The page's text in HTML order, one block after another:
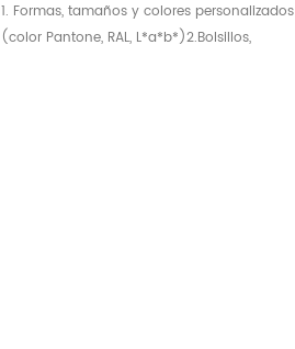
1. Formas, tamaños y colores personalizados
(color Pantone, RAL, L*a*b*)2.Bolsillos,